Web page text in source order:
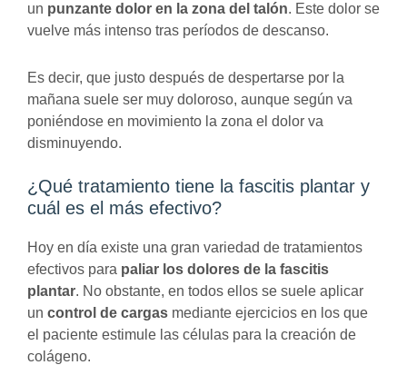
un punzante dolor en la zona del talón. Este dolor se
vuelve más intenso tras períodos de descanso.
Es decir, que justo después de despertarse por la
mañana suele ser muy doloroso, aunque según va
poniéndose en movimiento la zona el dolor va
disminuyendo.
¿Qué tratamiento tiene la fascitis plantar y
cuál es el más efectivo?
Hoy en día existe una gran variedad de tratamientos
efectivos para paliar los dolores de la fascitis
plantar. No obstante, en todos ellos se suele aplicar
un control de cargas mediante ejercicios en los que
el paciente estimule las células para la creación de
colágeno.